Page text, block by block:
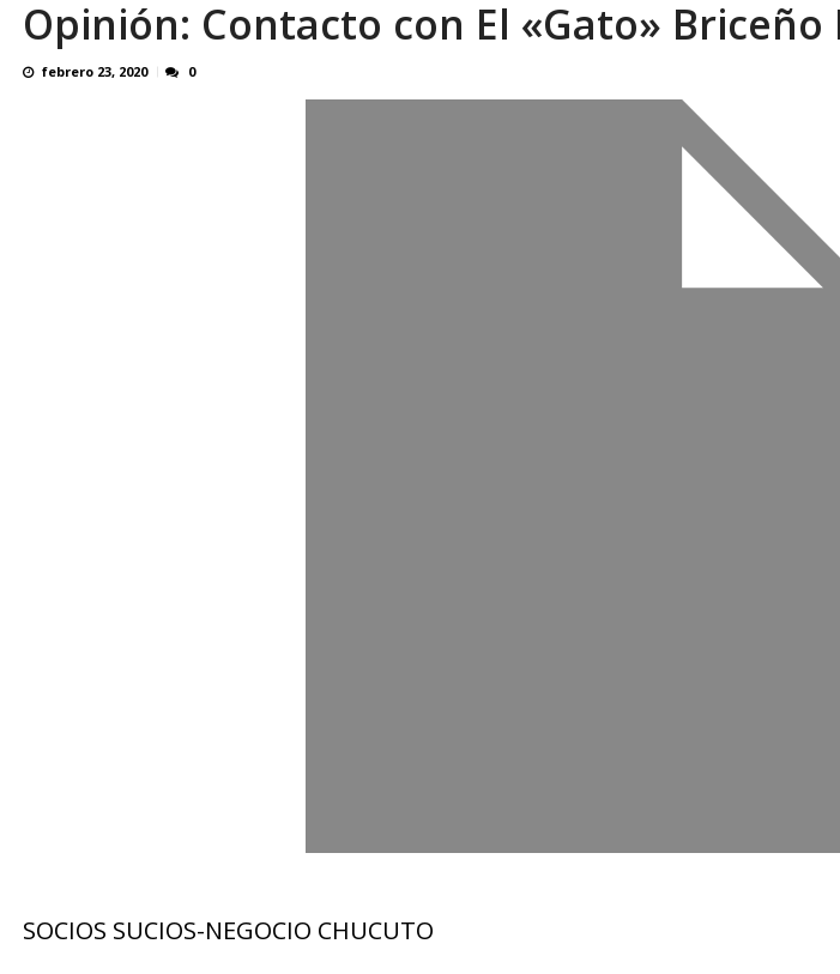
Reino Unido dejará millonaria donación médica en Venezuela tras finalizar su
Opinión: Contacto con El «Gato» Briceño
febrero 23, 2020 0
SOCIOS SUCIOS-NEGOCIO CHUCUTO